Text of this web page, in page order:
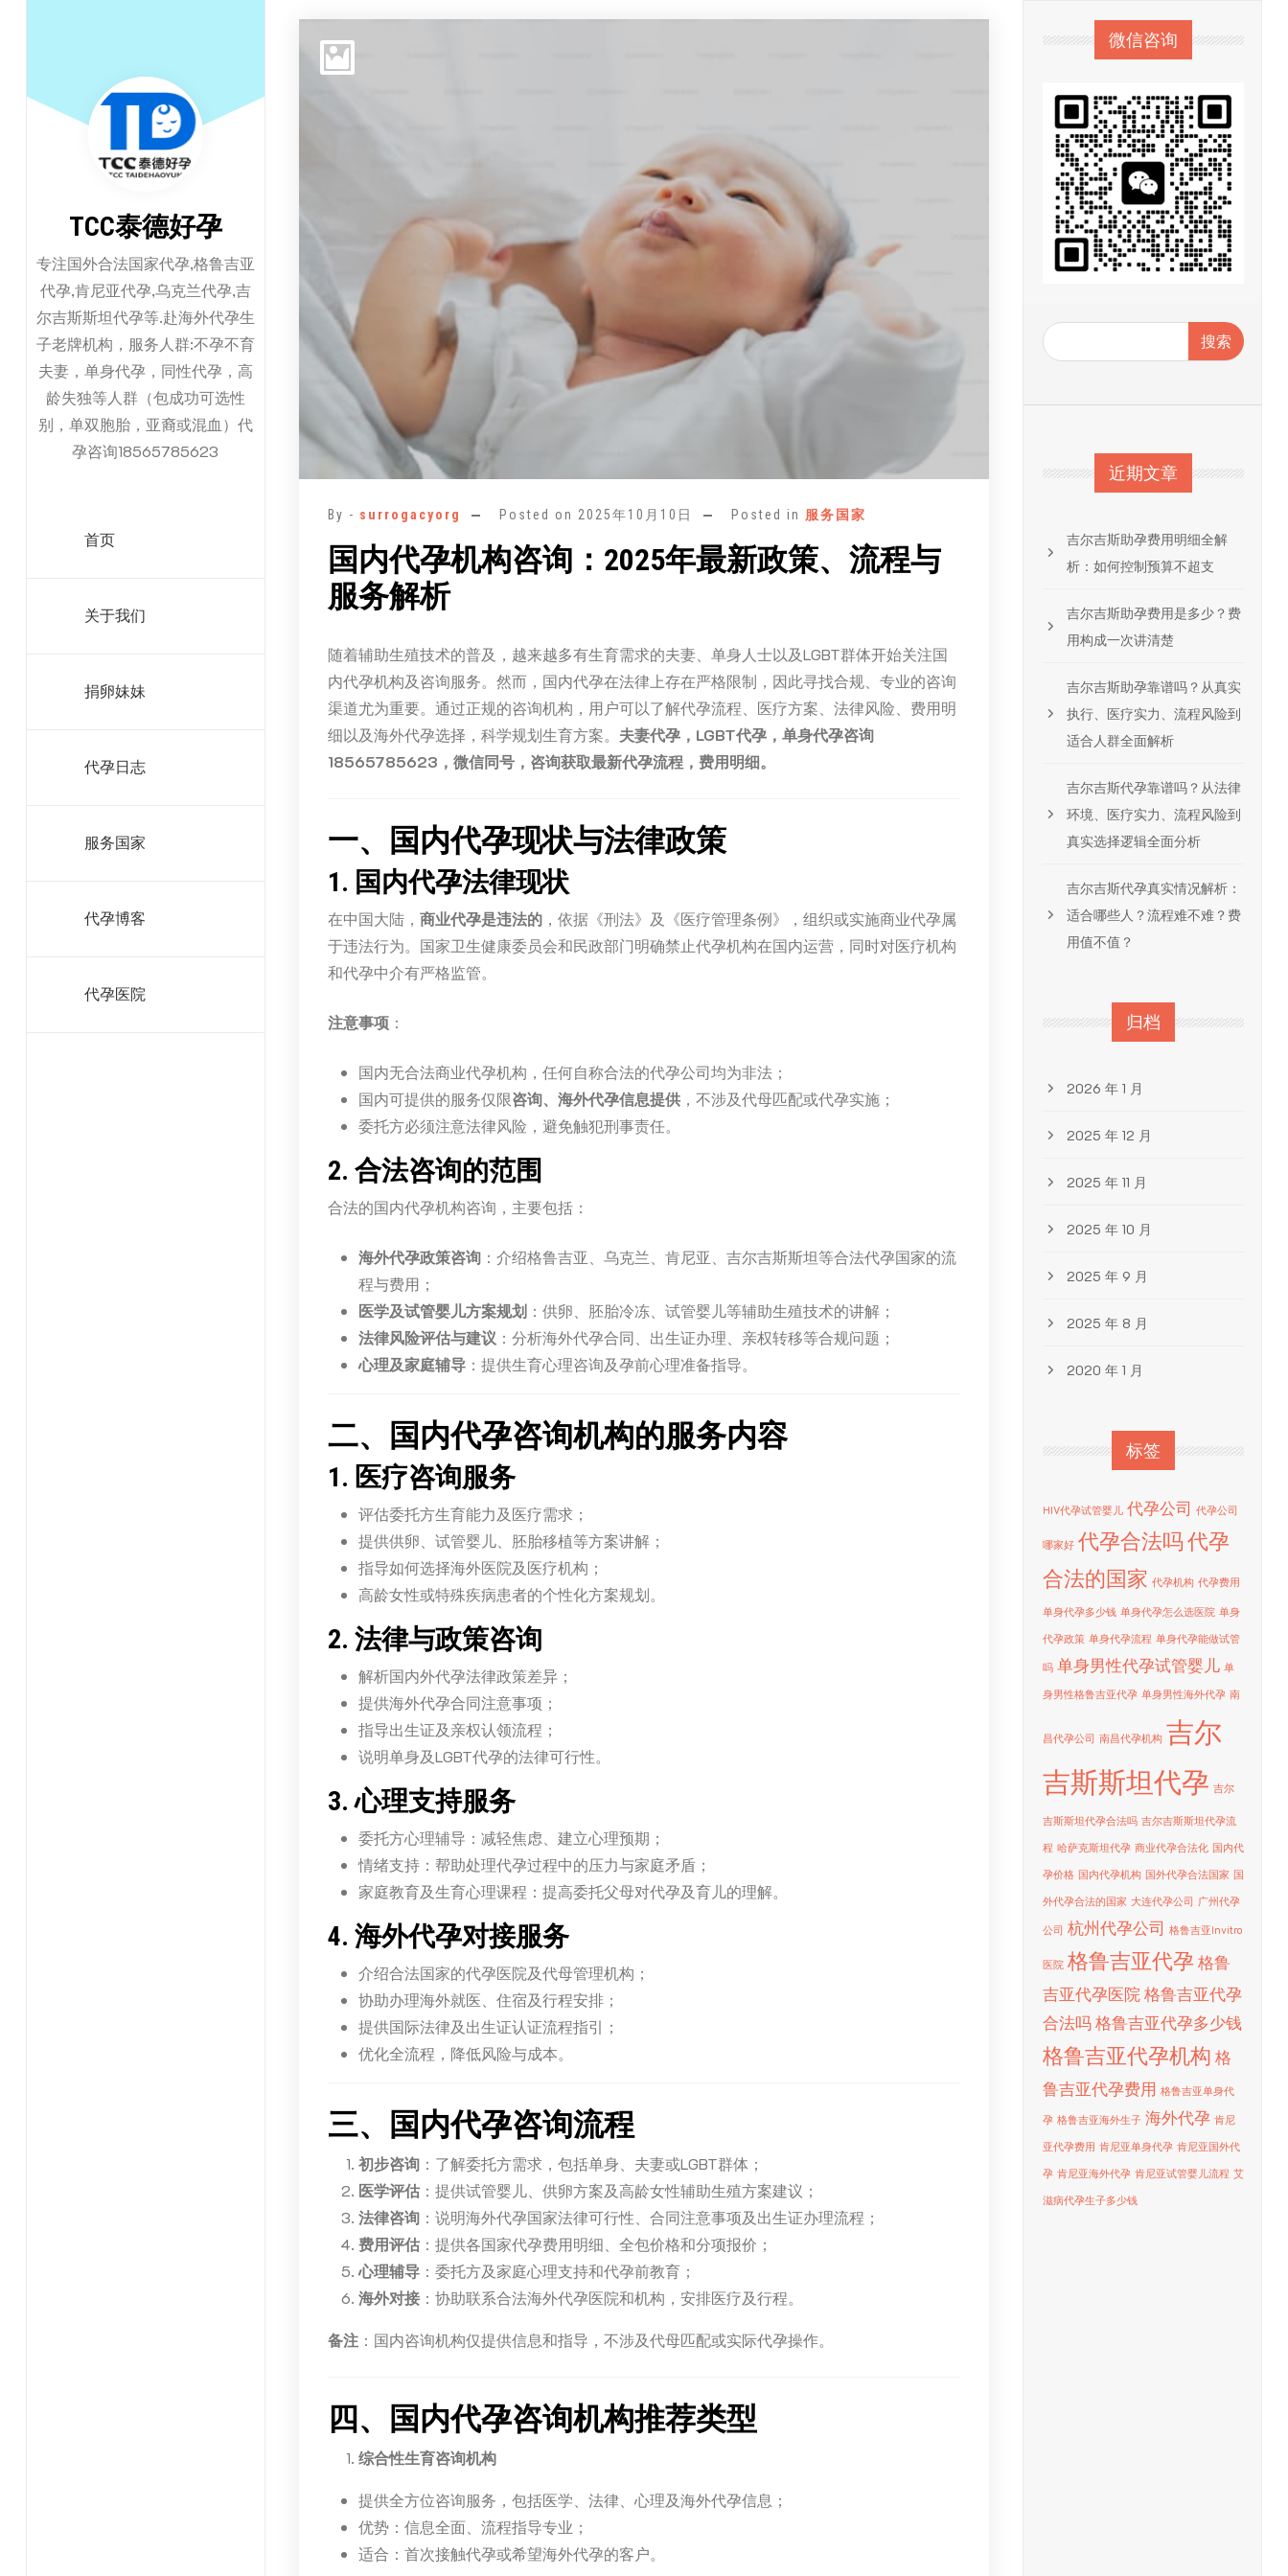
TCC泰德好孕
专注国外合法国家代孕,格鲁吉亚
代孕,肯尼亚代孕,乌克兰代孕,吉
尔吉斯斯坦代孕等.赴海外代孕生
子老牌机构，服务人群:不孕不育
夫妻，单身代孕，同性代孕，高
龄失独等人群（包成功可选性
别，单双胞胎，亚裔或混血）代
孕咨询18565785623
首页
关于我们
捐卵妹妹
代孕日志
服务国家
代孕博客
代孕医院
By - surrogacyorg Posted on 2025年10月10日 Posted in 服务国家
国内代孕机构咨询：2025年最新政策、流程与
服务解析
随着辅助生殖技术的普及，越来越多有生育需求的夫妻、单身人士以及LGBT群体开始关注国
内代孕机构及咨询服务。然而，国内代孕在法律上存在严格限制，因此寻找合规、专业的咨询
渠道尤为重要。通过正规的咨询机构，用户可以了解代孕流程、医疗方案、法律风险、费用明
细以及海外代孕选择，科学规划生育方案。 夫妻代孕，LGBT代孕，单身代孕咨询
18565785623，微信同号，咨询获取最新代孕流程，费用明细。
一、国内代孕现状与法律政策
1. 国内代孕法律现状
在中国大陆， 商业代孕是违法的，依据《刑法》及《医疗管理条例》，组织或实施商业代孕属
于违法行为。国家卫生健康委员会和民政部门明确禁止代孕机构在国内运营，同时对医疗机构
和代孕中介有严格监管。
注意事项：
国内无合法商业代孕机构，任何自称合法的代孕公司均为非法；
国内可提供的服务仅限咨询、海外代孕信息提供，不涉及代母匹配或代孕实施；
委托方必须注意法律风险，避免触犯刑事责任。
2. 合法咨询的范围
合法的国内代孕机构咨询，主要包括：
海外代孕政策咨询：介绍格鲁吉亚、乌克兰、肯尼亚、吉尔吉斯斯坦等合法代孕国家的流
程与费用；
医学及试管婴儿方案规划：供卵、胚胎冷冻、试管婴儿等辅助生殖技术的讲解；
法律风险评估与建议 ：分析海外代孕合同、出生证办理、亲权转移等合规问题；
心理及家庭辅导：提供生育心理咨询及孕前心理准备指导。
二、国内代孕咨询机构的服务内容
1. 医疗咨询服务
评估委托方生育能力及医疗需求；
提供供卵、试管婴儿、胚胎移植等方案讲解；
指导如何选择海外医院及医疗机构；
高龄女性或特殊疾病患者的个性化方案规划。
2. 法律与政策咨询
解析国内外代孕法律政策差异；
提供海外代孕合同注意事项；
指导出生证及亲权认领流程；
说明单身及LGBT代孕的法律可行性。
3. 心理支持服务
委托方心理辅导：减轻焦虑、建立心理预期；
情绪支持：帮助处理代孕过程中的压力与家庭矛盾；
家庭教育及生育心理课程：提高委托父母对代孕及育儿的理解。
4. 海外代孕对接服务
介绍合法国家的代孕医院及代母管理机构；
协助办理海外就医、住宿及行程安排；
提供国际法律及出生证认证流程指引；
优化全流程，降低风险与成本。
三、国内代孕咨询流程
初步咨询：了解委托方需求，包括单身、夫妻或LGBT群体；
医学评估：提供试管婴儿、供卵方案及高龄女性辅助生殖方案建议；
法律咨询：说明海外代孕国家法律可行性、合同注意事项及出生证办理流程；
费用评估：提供各国家代孕费用明细、全包价格和分项报价；
心理辅导：委托方及家庭心理支持和代孕前教育；
海外对接：协助联系合法海外代孕医院和机构，安排医疗及行程。
备注：国内咨询机构仅提供信息和指导，不涉及代母匹配或实际代孕操作。
四、国内代孕咨询机构推荐类型
综合性生育咨询机构
提供全方位咨询服务，包括医学、法律、心理及海外代孕信息；
优势：信息全面、流程指导专业；
适合：首次接触代孕或希望海外代孕的客户。
微信咨询
搜索
近期文章
吉尔吉斯助孕费用明细全解
析：如何控制预算不超支
吉尔吉斯助孕费用是多少？费
用构成一次讲清楚
吉尔吉斯助孕靠谱吗？从真实
执行、医疗实力、流程风险到
适合人群全面解析
吉尔吉斯代孕靠谱吗？从法律
环境、医疗实力、流程风险到
真实选择逻辑全面分析
吉尔吉斯代孕真实情况解析：
适合哪些人？流程难不难？费
用值不值？
归档
2026 年 1 月
2025 年 12 月
2025 年 11 月
2025 年 10 月
2025 年 9 月
2025 年 8 月
2020 年 1 月
标签
HIV代孕试管婴儿 代孕公司 代孕公司
哪家好 代孕合法吗代孕
合法的国家 代孕机构 代孕费用
单身代孕多少钱 单身代孕怎么选医院 单身
代孕政策 单身代孕流程 单身代孕能做试管
吗 单身男性代孕试管婴儿 单
身男性格鲁吉亚代孕 单身男性海外代孕 南
昌代孕公司 南昌代孕机构 吉尔
吉斯斯坦代孕 吉尔
吉斯斯坦代孕合法吗 吉尔吉斯斯坦代孕流
程 哈萨克斯坦代孕 商业代孕合法化 国内代
孕价格 国内代孕机构 国外代孕合法国家 国
外代孕合法的国家 大连代孕公司 广州代孕
公司 杭州代孕公司 格鲁吉亚Invitro
医院 格鲁吉亚代孕 格鲁
吉亚代孕医院 格鲁吉亚代孕
合法吗格鲁吉亚代孕多少钱
格鲁吉亚代孕机构 格
鲁吉亚代孕费用 格鲁吉亚单身代
孕 格鲁吉亚海外生子 海外代孕 肯尼
亚代孕费用 肯尼亚单身代孕 肯尼亚国外代
孕 肯尼亚海外代孕 肯尼亚试管婴儿流程 艾
滋病代孕生子多少钱